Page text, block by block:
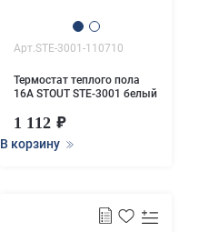
Арт.STE-3001-110710
Термостат теплого пола
16А STOUT STE-3001 белый
1 112
В корзину